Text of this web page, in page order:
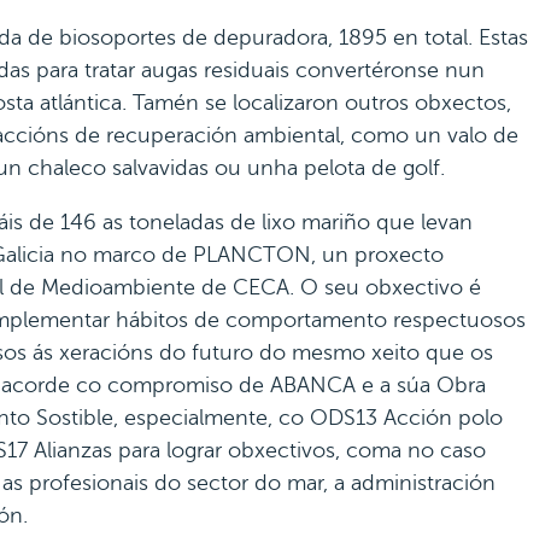
de biosoportes de depuradora, 1895 en total. Estas
para tratar augas residuais convertéronse nun
atlántica. Tamén se localizaron outros obxectos,
de recuperación ambiental, como un valo de
chaleco salvavidas ou unha pelota de golf.
de 146 as toneladas de lixo mariño que levan
no marco de PLANCTON, un proxecto
Medioambiente de CECA. O seu obxectivo é
hábitos de comportamento respectuosos
ás xeracións do futuro do mesmo xeito que os
co compromiso de ABANCA e a súa Obra
Sostible, especialmente, co ODS13 Acción polo
Alianzas para lograr obxectivos, coma no caso
profesionais do sector do mar, a administración